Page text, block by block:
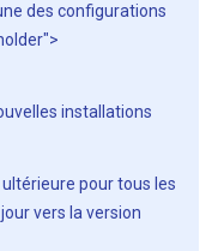
des configurations
installations
pour tous les
vers la version